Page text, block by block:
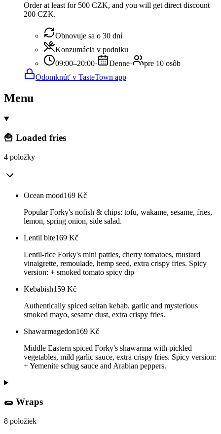
Order at least for 500 CZK, and you will get direct discount
200 CZK.
Obnovuje sa o 30 dní
Konzumácia v podniku
09:00–20:00· Denne·
pre 10 osôb
Odomknúť v TasteTown app
Menu
🍟 Loaded fries
4 položky
Ocean mood169 Kč
Popular Forky's nofish & chips: tofu, wakame, sesame, fries,
lemon, spring onion, side salad.
Lentil bite169 Kč
Lentil-rice Forky's mini patties, cherry tomatoes, mustard
vinaigrette, remoulade, hemp seed, extra crispy fries. Spicy
version: + smoked tomato spicy dip
Kebabish159 Kč
Authentically spiced seitan kebab, garlic and mysterious
smoked mayo, sesame dust, extra crispy fries.
Shawarmagedon169 Kč
Middle Eastern spiced Forky's shawarma with pickled
vegetables, mild garlic sauce, extra crispy fries. Spicy version:
+ Yemenite schug sauce and Arabian peppers.
🌯 Wraps
8 položiek